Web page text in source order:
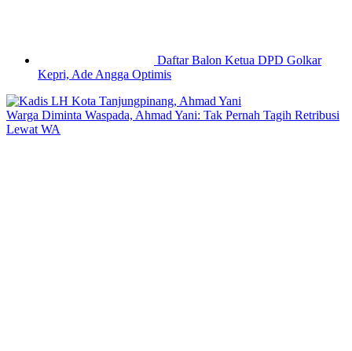
Daftar Balon Ketua DPD Golkar
Kepri, Ade Angga Optimis
Warga Diminta Waspada, Ahmad Yani: Tak Pernah Tagih Retribusi
Lewat WA